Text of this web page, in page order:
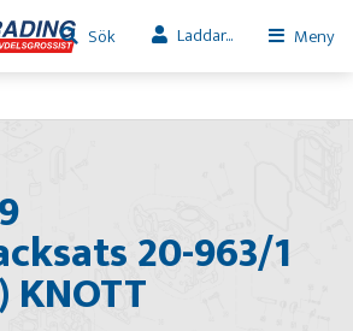
Sök Laddar... Meny
20-963/1